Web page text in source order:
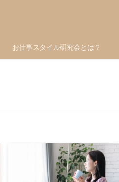
お仕事スタイル研究会とは？